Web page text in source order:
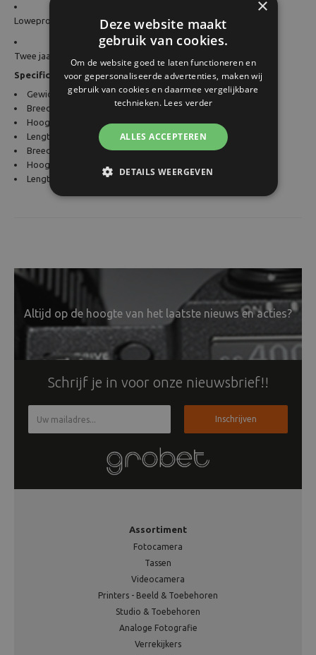
Lowepro Hardside CS 40 zwart
Twee jaar garantie
Specificaties
Gewicht (g): 106.0
Breedte buitenkant: 8.5 cm
Hoogte buitenkant: 16.2 cm
Lengte buitenkant: 14.0 cm
Breedte binnenkant: 6.5 cm
Hoogte binnenkant: 16.2 cm
Lengte binnenkant: 10.3 cm
Altijd op de hoogte van het laatste nieuws en acties?
Schrijf je in voor onze nieuwsbrief!!
Inschrijven
Assortiment
Fotocamera
Tassen
Videocamera
Printers - Beeld & Toebehoren
Studio & Toebehoren
Analoge Fotografie
Verrekijkers
×
Deze website maakt
gebruik van cookies.
Om de website goed te laten functioneren en
voor gepersonaliseerde advertenties, maken wij
gebruik van cookies en daarmee vergelijkbare
technieken. Lees verder
ALLES ACCEPTEREN
DETAILS WEERGEVEN